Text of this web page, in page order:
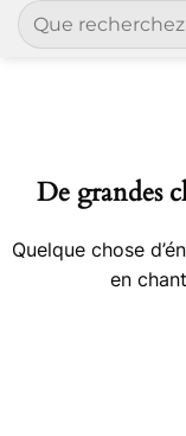
Recherche
pour :
De grandes
Quelque chose
en